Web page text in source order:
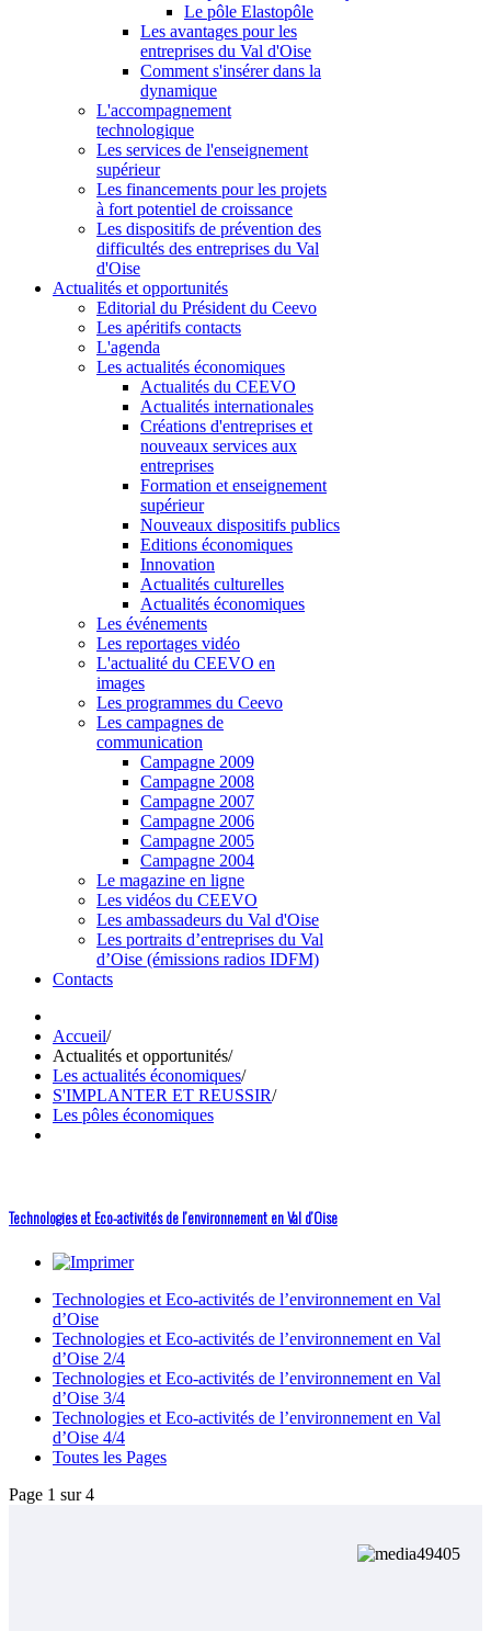
Le pôle Elastopôle
Les avantages pour les
entreprises du Val d'Oise
Comment s'insérer dans la
dynamique
L'accompagnement
technologique
Les services de l'enseignement
supérieur
Les financements pour les projets
à fort potentiel de croissance
Les dispositifs de prévention des
difficultés des entreprises du Val
d'Oise
Actualités et opportunités
Editorial du Président du Ceevo
Les apéritifs contacts
L'agenda
Les actualités économiques
Actualités du CEEVO
Actualités internationales
Créations d'entreprises et
nouveaux services aux
entreprises
Formation et enseignement
supérieur
Nouveaux dispositifs publics
Editions économiques
Innovation
Actualités culturelles
Actualités économiques
Les événements
Les reportages vidéo
L'actualité du CEEVO en
images
Les programmes du Ceevo
Les campagnes de
communication
Campagne 2009
Campagne 2008
Campagne 2007
Campagne 2006
Campagne 2005
Campagne 2004
Le magazine en ligne
Les vidéos du CEEVO
Les ambassadeurs du Val d'Oise
Les portraits d’entreprises du Val
d’Oise (émissions radios IDFM)
Contacts
Accueil/
Actualités et opportunités/
Les actualités économiques/
S'IMPLANTER ET REUSSIR/
Les pôles économiques
Technologies et Eco-activités de l’environnement en Val d’Oise
Technologies et Eco-activités de l’environnement en Val
d’Oise
Technologies et Eco-activités de l’environnement en Val
d’Oise 2/4
Technologies et Eco-activités de l’environnement en Val
d’Oise 3/4
Technologies et Eco-activités de l’environnement en Val
d’Oise 4/4
Toutes les Pages
Page 1 sur 4